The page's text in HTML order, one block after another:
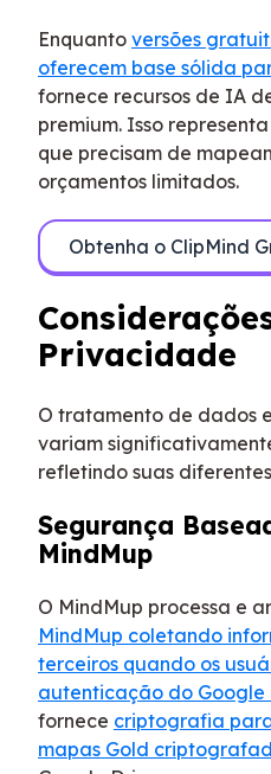
Enquanto versões
oferecem base sólida
fornece recursos de IA
premium. Isso
que precisam de
orçamentos limitados.
Obtenha o ClipMind
Privacidade
O tratamento de dados
variam
refletindo suas
Segurança
MindMup
O MindMup processa e
MindMup coletando
terceiros quando os
autenticação do Google
fornece criptografia
mapas Gold